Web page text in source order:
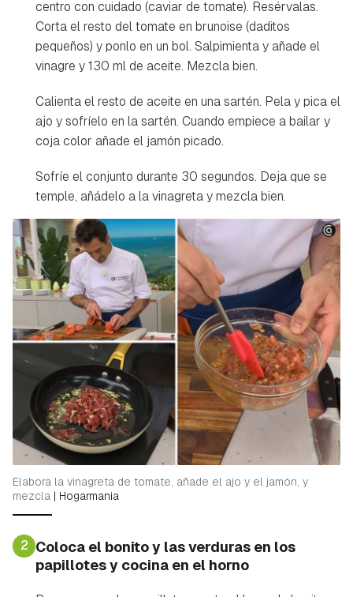
centro con cuidado (caviar de tomate). Resérvalas.
Corta el resto del tomate en brunoise (daditos
pequeños) y ponlo en un bol. Salpimienta y añade el
vinagre y 130 ml de aceite. Mezcla bien.
Calienta el resto de aceite en una sartén. Pela y pica el
ajo y sofríelo en la sartén. Cuando empiece a bailar y
coja color añade el jamón picado.
Sofríe el conjunto durante 30 segundos. Deja que se
temple, añádelo a la vinagreta y mezcla bien.
Elabora la vinagreta de tomate, añade el ajo y el jamón, y
mezcla | Hogarmania
2 Coloca el bonito y las verduras en los
papillotes y cocina en el horno